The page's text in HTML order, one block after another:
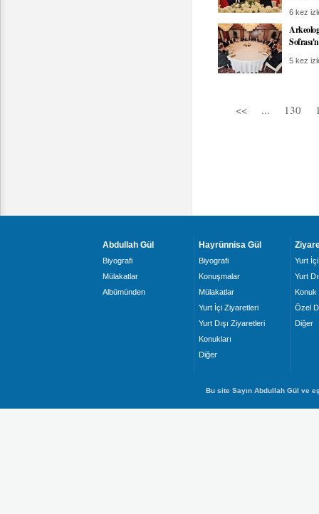
6 kez
5 kez
<< ... 130
Abdullah Gül
Biyografi
Mülakatlar
Albümünden
Hayrünnisa Gül
Biyografi
Konuşmalar
Mülakatlar
Yurt İçi Ziyaretleri
Yurt Dışı Ziyaretleri
Konukları
Diğer
Yurt İçi
Yurt
Konuk
Özel
Diğer
Bu site Sayın Abdullah Gül ve